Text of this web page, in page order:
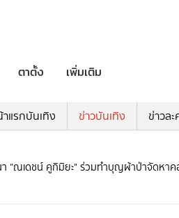
ตาตั้ง เพิ่มเติม
แรกบันเทิง ข่าวบันเทิง ข่าวละ
"ณเดชน์ คูกิมิยะ" ร่วมทำบุญผ้าป่าจัดหาค